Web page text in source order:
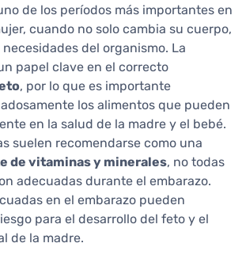
de los períodos más importantes en
cuando no solo cambia su cuerpo,
del organismo. La
papel clave en el correcto
, por lo que es importante
los alimentos que pueden
en la salud de la madre y el bebé.
suelen recomendarse como una
de vitaminas y minerales, no todas
adecuadas durante el embarazo.
en el embarazo pueden
para el desarrollo del feto y el
de la madre.